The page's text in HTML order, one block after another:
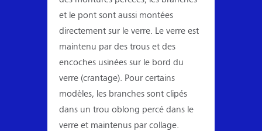
et le pont sont aussi montées
directement sur le verre. Le verre est
maintenu par des trous et des
encoches usinées sur le bord du
verre (crantage). Pour certains
modèles, les branches sont clipés
dans un trou oblong percé dans le
verre et maintenus par collage.